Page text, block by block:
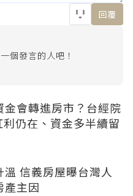
回覆
個發言的人吧！
金會轉進房市？台經院
仍在、資金多半續留
溫 信義房屋曝台灣人
產主因